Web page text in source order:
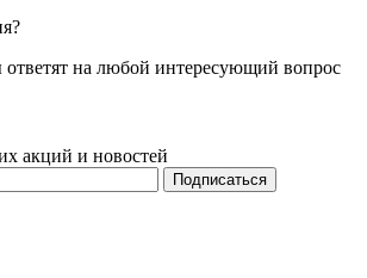
на любой интересующий вопрос
акций и новостей
Подписаться